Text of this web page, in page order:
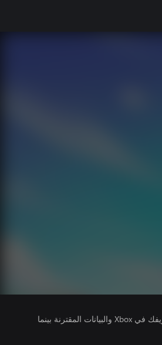
يتلقى ناشرو الألعاب التي تقوم بتشغيلها وصولاً إلى معلومات ملف تعريفك في Xbox والبيانات المقترنة بينما